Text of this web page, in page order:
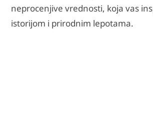
neprocenjive vrednosti, koja vas
istorijom i prirodnim lepotama.